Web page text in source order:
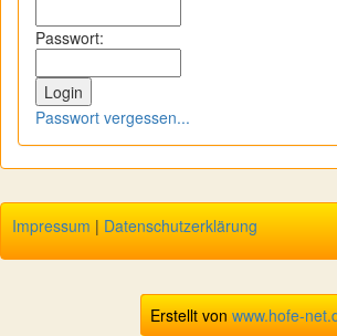
Passwort:
Passwort vergessen...
Impressum | Datenschutzerklärung
Erstellt vonwww.hofe-